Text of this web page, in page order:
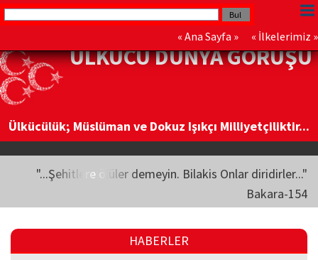
« Ana Sayfa » « İlkelerimiz »
ÜLKÜCÜ DÜNYA GÖRÜŞÜ
Ülkücülük; Müslüman ve Dokuz Işıkçı Milliyetçiliktir...
"...Şehitlere ölüler demeyin. Bilakis Onlar diridirler..."
Bakara-154
HABERLER